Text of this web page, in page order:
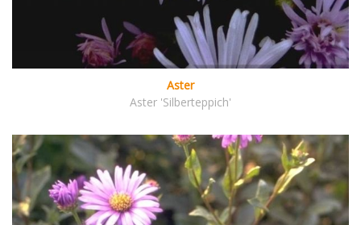
Aster
Aster 'Silberteppich'